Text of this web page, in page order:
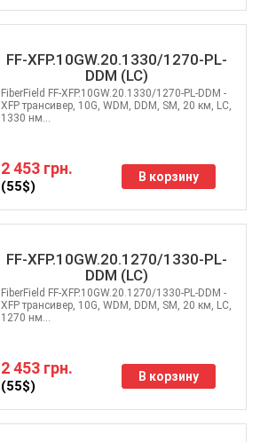
FF-XFP.10GW.20.1330/1270-PL-
DDM (LC)
2 453 грн.
(55$)
В корзину
FiberField FF-XFP.10GW.20.1330/1270-PL-DDM -
XFP трансивер, 10G, WDM, DDM, SM, 20 км, LC,
1330 нм...
FF-XFP.10GW.20.1270/1330-PL-
DDM (LC)
2 453 грн.
(55$)
В корзину
FiberField FF-XFP.10GW.20.1270/1330-PL-DDM -
XFP трансивер, 10G, WDM, DDM, SM, 20 км, LC,
1270 нм...